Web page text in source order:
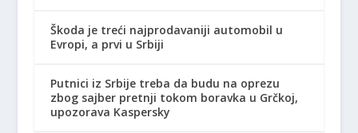
Škoda je treći najprodavaniji automobil u
Evropi, a prvi u Srbiji
Putnici iz Srbije treba da budu na oprezu
zbog sajber pretnji tokom boravka u Grčkoj,
upozorava Kaspersky